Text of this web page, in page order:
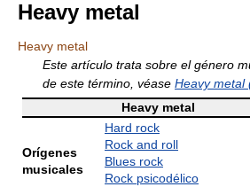
Heavy metal
Heavy metal
Este artículo trata sobre el género
de este término, véase Heavy metal
Heavy metal
Orígenes
musicales
Hard rock
Rock and roll
Blues rock
Rock psicodélico